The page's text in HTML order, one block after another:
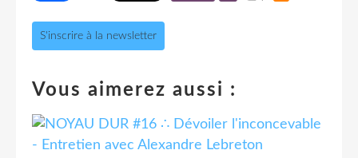
S'inscrire à la newsletter
Vous aimerez aussi :